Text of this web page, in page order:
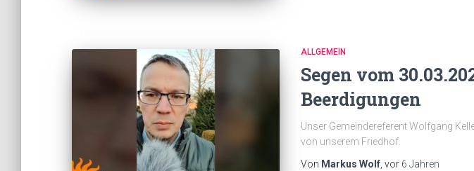
ALLGEMEIN
Segen vom
Beerdigungen
Unser Gemeindereferent Wolfgang
von unserem Friedhof.
Von Markus Wolf, vor 6 Jahren